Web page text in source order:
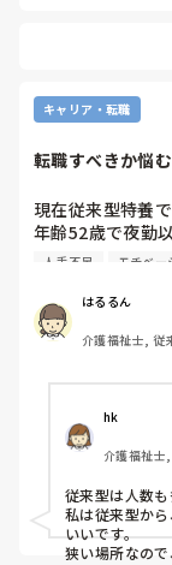
キャリア・転職
転職すべきか悩む
現在従来型特養
年齢52歳で夜勤
前は同じ施設の
思った以上にし
シフトを組んで
たら助かるので
人間関係はまぁ
もし転職するな
出来れば夜勤も
アドバイスよろ
人手不足 モチベー
はるるん
介護福祉士, 従
hk
介護福祉士
従来型は人数も
私は従来型か
いいです。
狭い場所なの